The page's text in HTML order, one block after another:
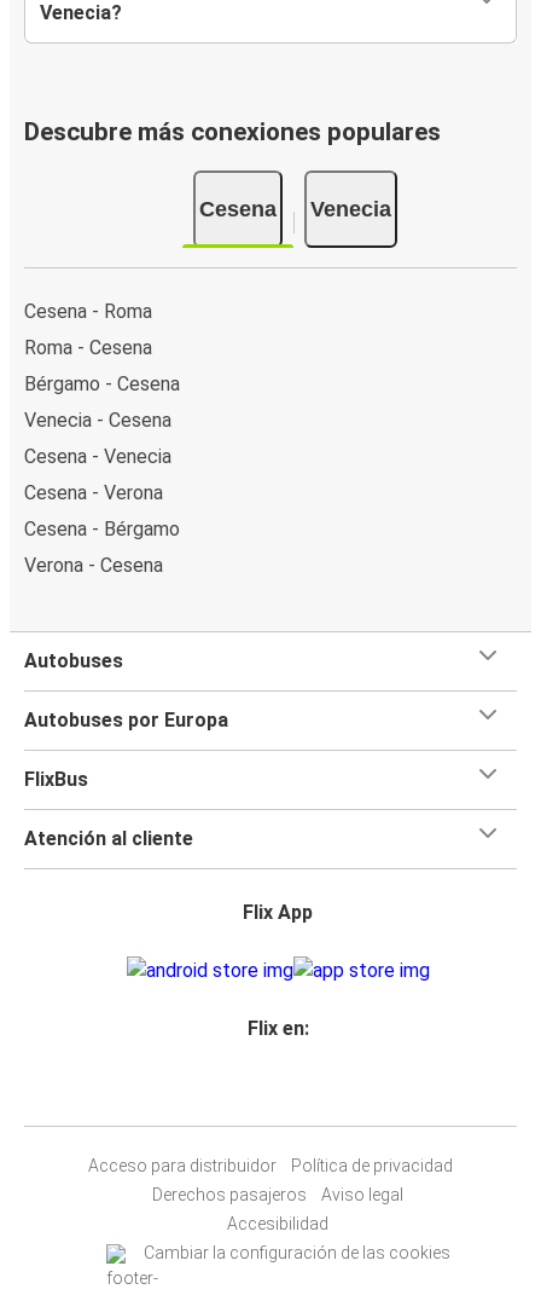
Venecia?
Descubre más conexiones populares
Cesena Venecia
Cesena - Roma
Roma - Cesena
Bérgamo - Cesena
Venecia - Cesena
Cesena - Venecia
Cesena - Verona
Cesena - Bérgamo
Verona - Cesena
Autobuses
Autobuses por Europa
FlixBus
Atención al cliente
Flix App
Flix en:
Acceso para distribuidor
Política de privacidad
Derechos pasajeros
Aviso legal
Accesibilidad
Cambiar la configuración de las cookies